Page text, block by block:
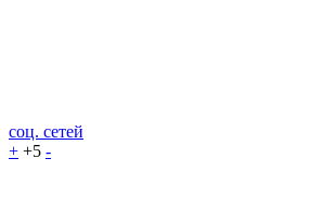
соц. сетей
+ +5 -